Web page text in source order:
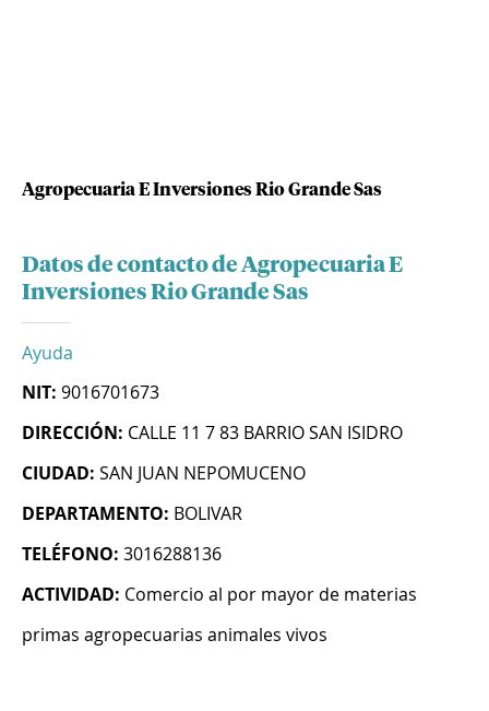
Agropecuaria E Inversiones Rio Grande Sas
Datos de contacto de Agropecuaria E
Inversiones Rio Grande Sas
Ayuda
NIT: 9016701673
DIRECCIÓN: CALLE 11 7 83 BARRIO SAN ISIDRO
CIUDAD: SAN JUAN NEPOMUCENO
DEPARTAMENTO: BOLIVAR
TELÉFONO: 3016288136
ACTIVIDAD: Comercio al por mayor de materias
primas agropecuarias animales vivos